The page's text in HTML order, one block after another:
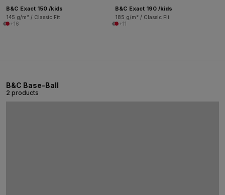
B&C Exact 150 /kids
145 g/m² / Classic Fit
+16
B&C Exact 190 /kids
185 g/m² / Classic Fit
+11
B&C Base-Ball
2 products